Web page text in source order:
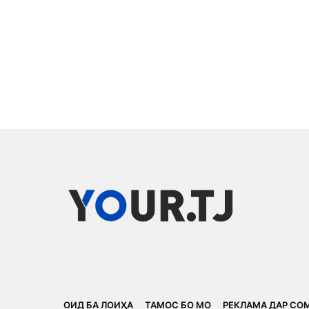
ОИД БА ЛОИҲА ТАМОС БО МО РЕКЛАМА ДАР